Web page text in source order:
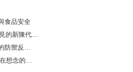
食品安全